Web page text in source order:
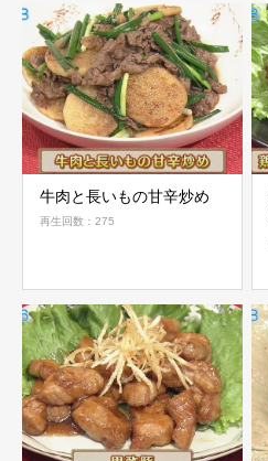
牛肉と長いもの甘辛炒め
再生回数：275